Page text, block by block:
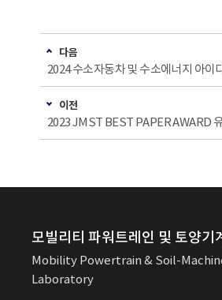
다음
2024 수소자동차 및 수소에너지 아이
이전
2023 JMST BEST PAPER AWARD
모빌리티 파워트레인 및 토양기
Mobility Powertrain & Soil-
Laboratory